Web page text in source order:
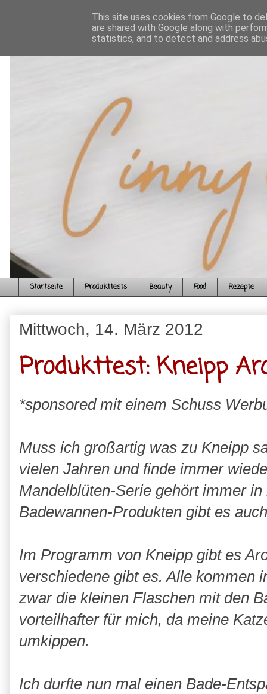
Startseite Produkttests Beauty Food Rezepte
Mittwoch, 14. März 2012
Produkttest: Kneipp
*sponsored mit einem Schuss
Muss ich großartig was zu Kneipp
vielen Jahren und finde immer
Mandelblüten-Serie gehört immer
Badewannen-Produkten gibt es
Im Programm von Kneipp gibt es
verschiedene gibt es. Alle kommen
zwar die kleinen Flaschen mit den
vorteilhafter für mich, da meine
umkippen.
Ich durfte nun mal einen Bade-
This site uses cookies from Google to
are shared with Google along with
statistics, and to detect and address